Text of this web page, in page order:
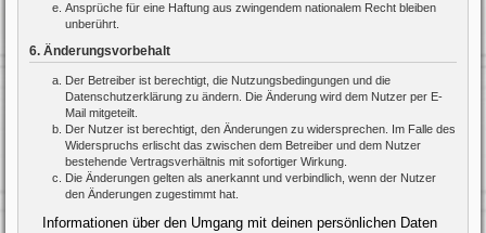
Ansprüche für eine Haftung aus zwingendem nationalem Recht bleiben
unberührt.
6. Änderungsvorbehalt
Der Betreiber ist berechtigt, die Nutzungsbedingungen und die
Datenschutzerklärung zu ändern. Die Änderung wird dem Nutzer per E-
Mail mitgeteilt.
Der Nutzer ist berechtigt, den Änderungen zu widersprechen. Im Falle des
Widerspruchs erlischt das zwischen dem Betreiber und dem Nutzer
bestehende Vertragsverhältnis mit sofortiger Wirkung.
Die Änderungen gelten als anerkannt und verbindlich, wenn der Nutzer
den Änderungen zugestimmt hat.
Informationen über den Umgang mit deinen persönlichen Daten